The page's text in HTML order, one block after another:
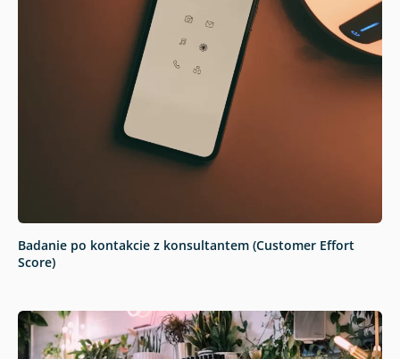
Badanie po kontakcie z konsultantem (Customer Effort
Score)